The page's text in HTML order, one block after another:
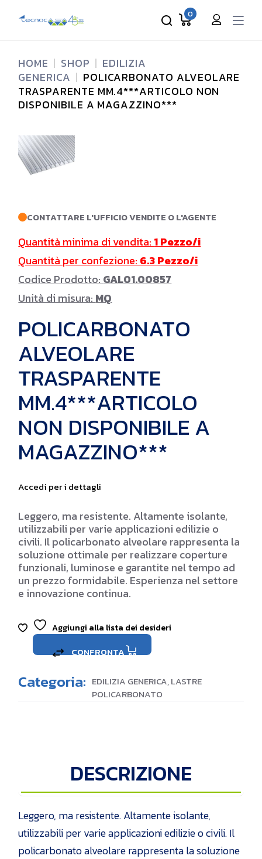
0
HOME SHOP
EDILIZIA
GENERICA
POLICARBONATO ALVEOLARE
TRASPARENTE MM.4***ARTICOLO NON
DISPONIBILE A MAGAZZINO***
CONTATTARE L'UFFICIO VENDITE O L'AGENTE
Quantità minima di vendita: 1 Pezzo/i
Quantità per confezione: 6.3 Pezzo/i
Codice Prodotto: GAL01.00857
Unità di misura: MQ
POLICARBONATO
ALVEOLARE
TRASPARENTE
MM.4***ARTICOLO
NON DISPONIBILE A
MAGAZZINO***
Accedi per i dettagli
Leggero, ma resistente. Altamente isolante,
utilizzabili per varie applicazioni edilizie o
civili. Il policarbonato alveolare rappresenta la
soluzione ottimale per realizzare coperture
funzionali, luminose e garantite nel tempo ad
un prezzo formidabile. Esperienza nel settore
e innovazione continua.
Aggiungi alla lista dei desideri
CONFRONTA
Categoria: EDILIZIA GENERICA,LASTRE
POLICARBONATO
DESCRIZIONE
Leggero, ma resistente. Altamente isolante,
utilizzabili per varie applicazioni edilizie o civili. Il
policarbonato alveolare rappresenta la soluzione